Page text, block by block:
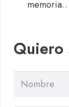
Quiero